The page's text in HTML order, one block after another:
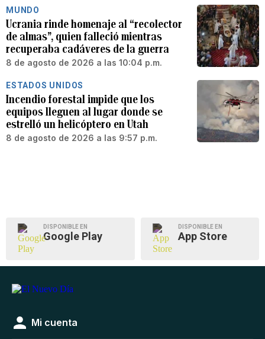
MUNDO
Ucrania rinde homenaje al “recolector
de almas”, quien falleció mientras
recuperaba cadáveres de la guerra
8 de agosto de 2026 a las 10:04 p.m.
ESTADOS UNIDOS
Incendio forestal impide que los
equipos lleguen al lugar donde se
estrelló un helicóptero en Utah
8 de agosto de 2026 a las 9:57 p.m.
DISPONIBLE EN
Google Play
DISPONIBLE EN
App Store
Mi cuenta